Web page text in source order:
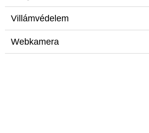
Villámvédelem
Webkamera